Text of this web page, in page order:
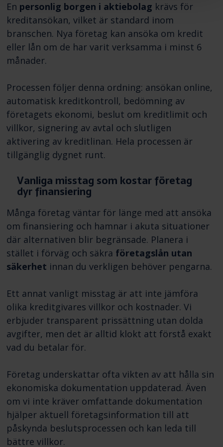
En personlig borgen i aktiebolag krävs för
kreditansökan, vilket är standard inom
branschen. Nya företag kan ansöka om kredit
eller lån om de har varit verksamma i minst 6
månader.
Processen följer denna ordning: ansökan online,
automatisk kreditkontroll, bedömning av
företagets ekonomi, beslut om kreditlimit och
villkor, signering av avtal och slutligen
aktivering av kreditlinan. Hela processen är
tillgänglig dygnet runt.
Vanliga misstag som kostar företag
dyr finansiering
Många företag väntar för länge med att ansöka
om finansiering och hamnar i akuta situationer
där alternativen blir begränsade. Planera i
stället i förväg och säkra företagslån utan
säkerhet innan du verkligen behöver pengarna.
Ett annat vanligt misstag är att inte jämföra
olika kreditgivares villkor och kostnader. Vi
erbjuder transparent prissättning utan dolda
avgifter, men det är alltid klokt att förstå exakt
vad du betalar för.
Företag underskattar ofta vikten av att hålla sin
ekonomiska dokumentation uppdaterad. Även
om vi inte kräver omfattande dokumentation
hjälper aktuell företagsinformation till att
påskynda beslutsprocessen och kan leda till
bättre villkor.